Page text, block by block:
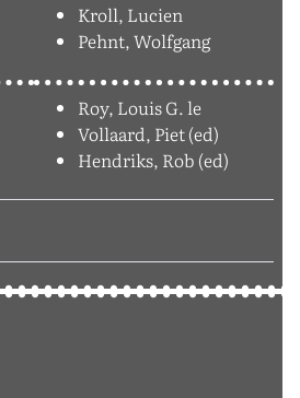
Kroll, Lucien
Pehnt, Wolfgang
Roy, Louis G. le
Vollaard, Piet (ed)
Hendriks, Rob (ed)